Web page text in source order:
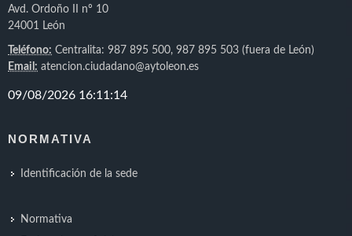
Avd. Ordoño II nº 10
24001 León
Teléfono: Centralita: 987 895 500, 987 895 503 (fuera de León)
Email: atencion.ciudadano@aytoleon.es
NORMATIVA
Identificación de la sede
Normativa